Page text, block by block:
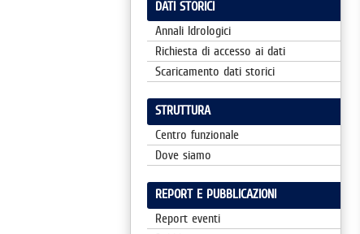
DATI STORICI
Annali Idrologici
Richiesta di accesso ai dati
Scaricamento dati storici
STRUTTURA
Centro funzionale
Dove siamo
REPORT E PUBBLICAZIONI
Report eventi